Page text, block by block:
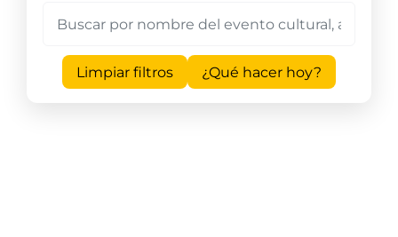
Limpiar filtros ¿Qué hacer hoy?